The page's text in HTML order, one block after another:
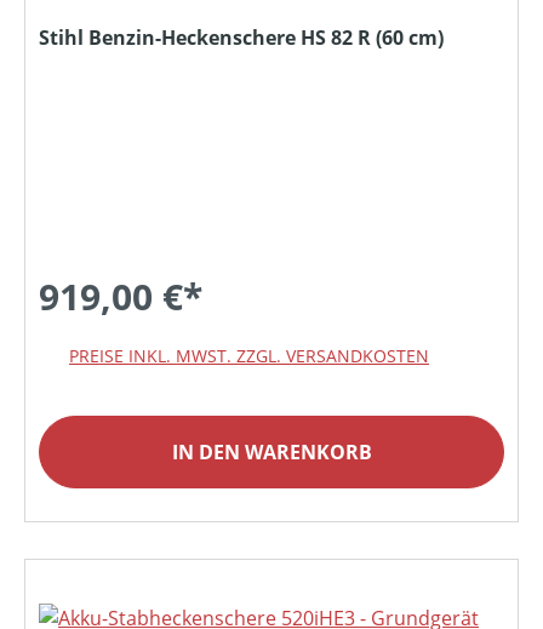
Stihl Benzin-Heckenschere HS 82 R (60 cm)
919,00 €*
PREISE INKL. MWST. ZZGL. VERSANDKOSTEN
IN DEN WARENKORB